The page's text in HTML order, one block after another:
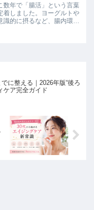
数年で「腸活」という言葉
着しました。ヨーグルトや
識的に摂るなど、腸内環境
に整える｜2026年版“後ろ
ケア完全ガイド